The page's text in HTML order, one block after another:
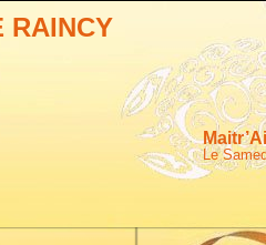
RAINCY
Le